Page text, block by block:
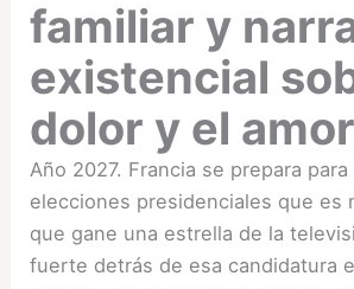
familiar y
existencial
dolor y el
Año 2027. Francia se prepara para
elecciones presidenciales que es
que gane una estrella de la
fuerte detrás de esa candidatura